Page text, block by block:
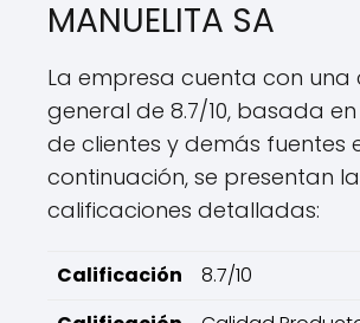
MANUELITA SA
La empresa cuenta con una
general de 8.7/10, basada
de clientes y demás fuentes
continuación, se presentan
calificaciones detalladas:
Calificación
8.7/10